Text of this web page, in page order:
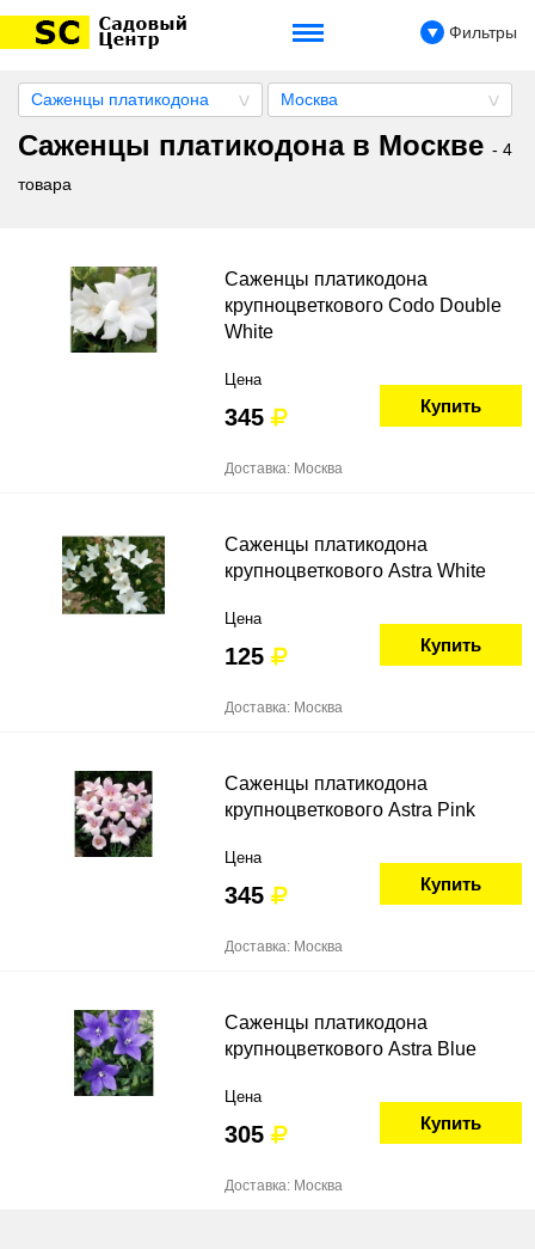
Фильтры
Саженцы платикодона Москва
Саженцы платикодона в Москве - 4
товара
Саженцы платикодона
крупноцветкового Codo Double
White
Цена
345 Купить
Доставка: Москва
Саженцы платикодона
крупноцветкового Astra White
Цена
125 Купить
Доставка: Москва
Саженцы платикодона
крупноцветкового Astra Pink
Цена
345 Купить
Доставка: Москва
Саженцы платикодона
крупноцветкового Astra Blue
Цена
305 Купить
Доставка: Москва